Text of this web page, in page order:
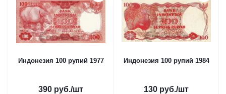
Индонезия 100 рупий 1977
390 руб./шт
Индонезия 100 рупий 1984
130 руб./шт